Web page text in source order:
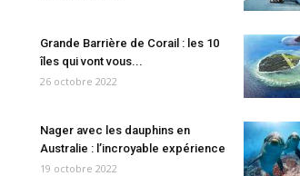
Grande Barrière de Corail : les 10
îles qui vont vous...
26 octobre 2022
Nager avec les dauphins en
Australie : l’incroyable expérience
19 octobre 2022